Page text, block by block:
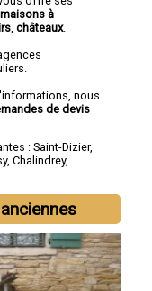
maisons à
châteaux.
nous
de devis
: Saint-Dizier,
, Chalindrey,